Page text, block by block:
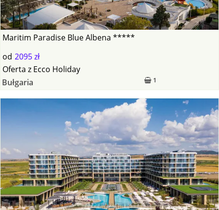
Maritim Paradise Blue Albena *****
od 2095 zł
1
Oferta z Ecco Holiday
Bułgaria